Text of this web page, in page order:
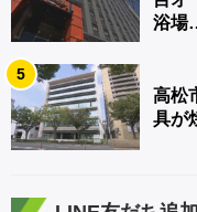
浴場
5
高松
具が